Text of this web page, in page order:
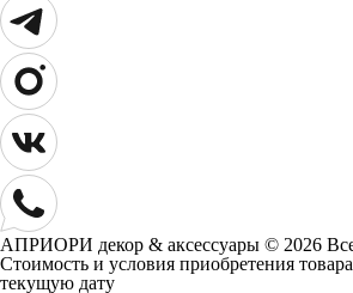
АПРИОРИ декор & аксессуары © 2026
Cтоимость и условия приобретения
текущую дату